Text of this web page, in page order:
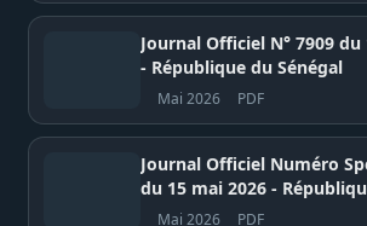
Journal Officiel N° 7909 du
- République du Sénégal
Mai 2026 PDF
Journal Officiel Numéro
du 15 mai 2026 -
Mai 2026 PDF